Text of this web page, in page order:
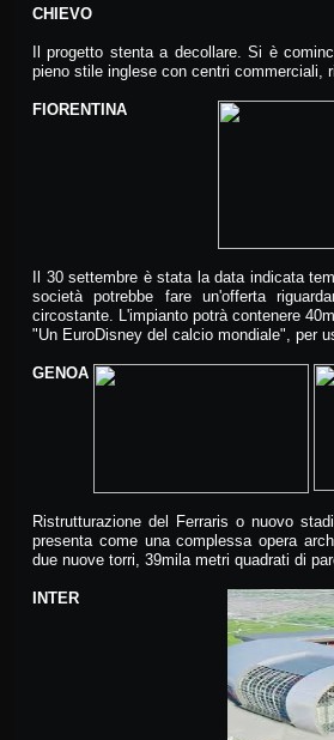
CHIEVO
Il progetto stenta a decollare. Si è
pieno stile inglese con centri commerciali,
FIORENTINA
Il 30 settembre è stata la data indicata
società potrebbe fare un'offerta
circostante. L'impianto potrà contenere
"Un EuroDisney del calcio mondiale", per
GENOA
Ristrutturazione del Ferraris o nuovo
presenta come una complessa opera
due nuove torri, 39mila metri quadrati di
INTER